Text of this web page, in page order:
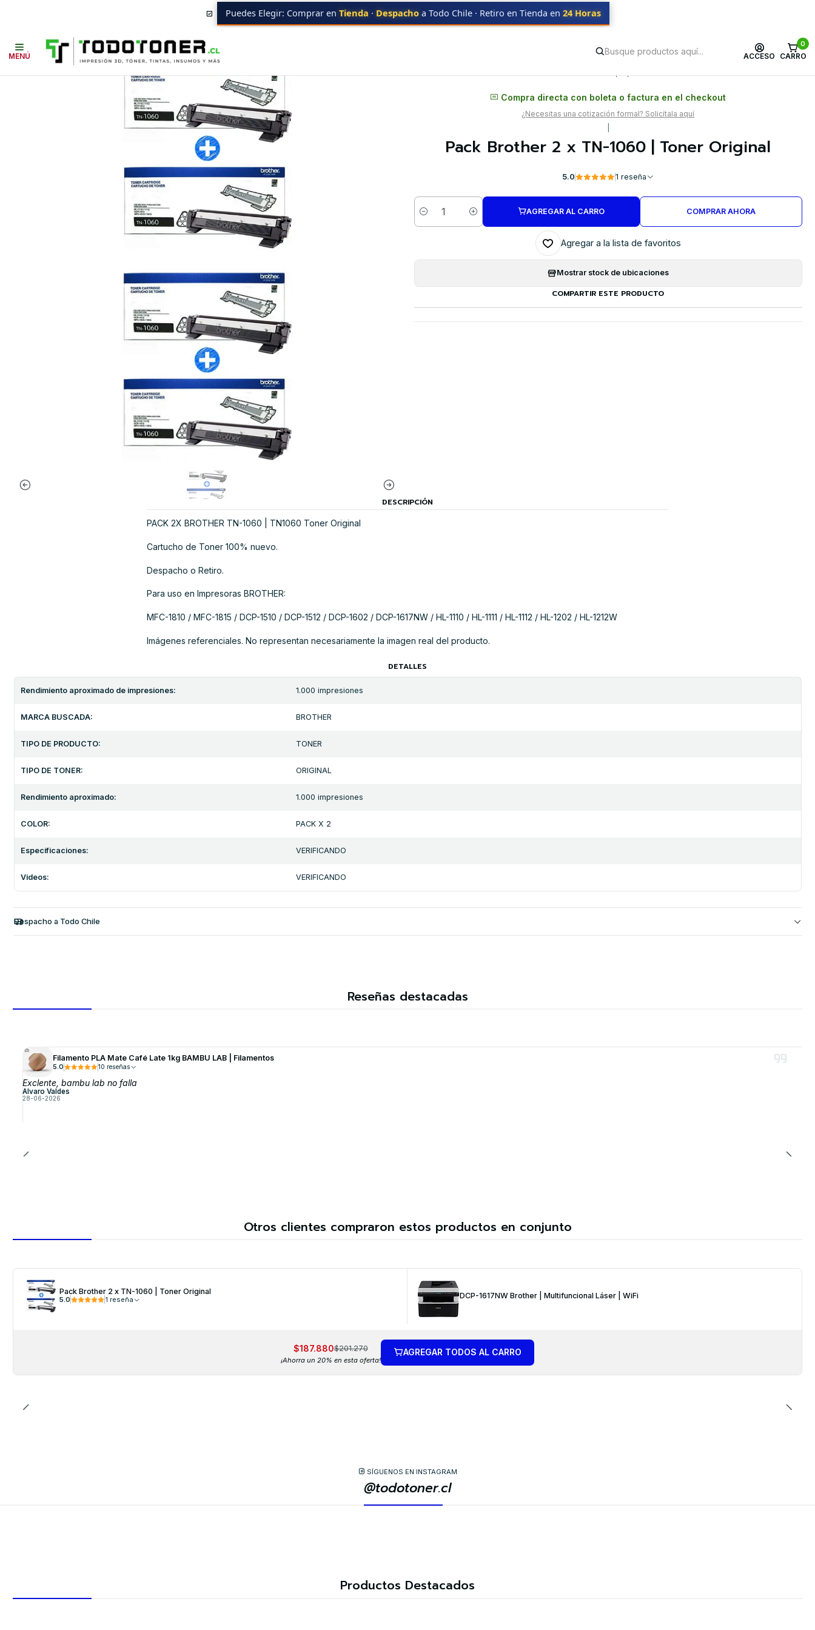
MENÚ ACCESO
0
CARRO
Puedes Elegir: Comprar en Tienda · Despacho a Todo Chile · Retiro en Tienda en 24 Horas
Insumos BROTHER TN-1060 Pack Brother 2 x TN-1060 | Toner Original
Compra directa con boleta o factura en el checkout
¿Necesitas una cotización formal? Solicítala aquí
Pack Brother 2 x TN-1060 | Toner Original
5.0 1 reseña
Cantidad
AGREGAR AL CARRO COMPRAR AHORA
Agregar a la lista de favoritos
Mostrar stock de ubicaciones
COMPARTIR ESTE PRODUCTO
DESCRIPCIÓN
PACK 2X BROTHER TN-1060 | TN1060 Toner Original
Cartucho de Toner 100% nuevo.
Despacho o Retiro.
Para uso en Impresoras BROTHER:
MFC-1810 / MFC-1815 / DCP-1510 / DCP-1512 / DCP-1602 / DCP-1617NW / HL-1110 / HL-1111 / HL-1112 / HL-1202 / HL-1212W
Imágenes referenciales. No representan necesariamente la imagen real del producto.
DETALLES
Rendimiento aproximado de impresiones: 1.000 impresiones
MARCA BUSCADA: BROTHER
TIPO DE PRODUCTO: TONER
TIPO DE TONER: ORIGINAL
Rendimiento aproximado: 1.000 impresiones
COLOR: PACK X 2
Especificaciones: VERIFICANDO
Videos: VERIFICANDO
Despacho a Todo Chile
Reseñas destacadas
Filamento PLA Mate Café Late 1kg BAMBU LAB | Filamentos
5.0 10 reseñas
Exclente, bambu lab no falla
Alvaro Valdes
28-06-2026
Otros clientes compraron estos productos en conjunto
Pack Brother 2 x TN-1060 | Toner Original
5.0 1 reseña DCP-1617NW Brother | Multifuncional Láser | WiFi
$187.880$201.270
¡Ahorra un 20% en esta oferta!
AGREGAR TODOS AL CARRO
SÍGUENOS EN INSTAGRAM
@todotoner.cl
Productos Destacados